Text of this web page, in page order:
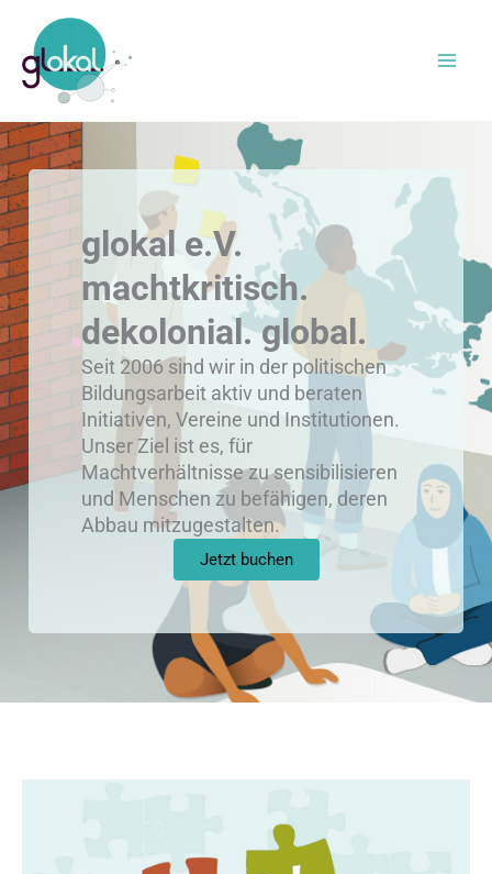
Inhalt
springen
glokal e.V.
machtkritisch.
dekolonial. global.
Seit 2006 sind wir in der politischen
Bildungsarbeit aktiv und beraten
Initiativen, Vereine und Institutionen.
Unser Ziel ist es, für
Machtverhältnisse zu sensibilisieren
und Menschen zu befähigen, deren
Abbau mitzugestalten.
Jetzt buchen